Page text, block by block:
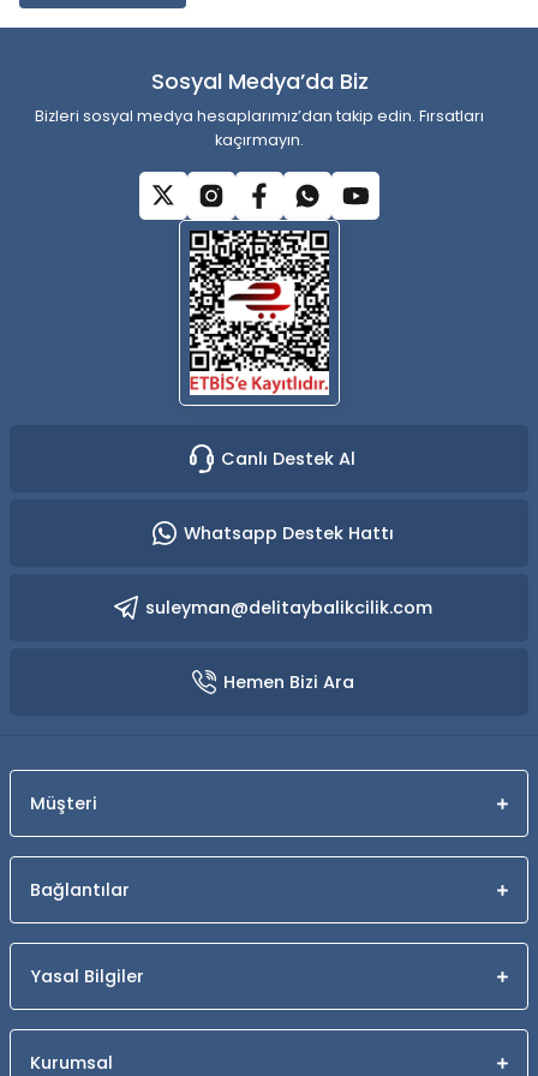
Ürün bilgilerinde hatalar bulunuyor.
Bu ürüne benzer farklı alternatifler olmalı.
Gönder
Sosyal Medya’da Biz
Bizleri sosyal medya hesaplarımız’dan takip edin. Fırsatları
kaçırmayın.
Canlı Destek Al
Whatsapp Destek Hattı
suleyman@delitaybalikcilik.com
Hemen Bizi Ara
Müşteri
Bağlantılar
Yasal Bilgiler
Kurumsal